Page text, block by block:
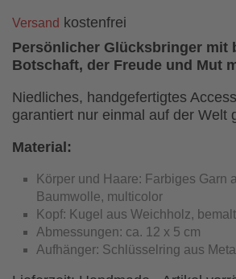
Versand kostenfrei
Persönlicher Glücksbringer mit
Botschaft, der Freude und Mut
­Niedliches, handgefertigtes
garantiert nur einmal auf der Welt
Material:
Körper und Haare: Farbiges Garn
Baumwolle, multicolor
Kopf: Kugel aus Weichholz,
Abmessungen: ca. 12 x 5 cm
Aufhänger: Schlüsselring aus